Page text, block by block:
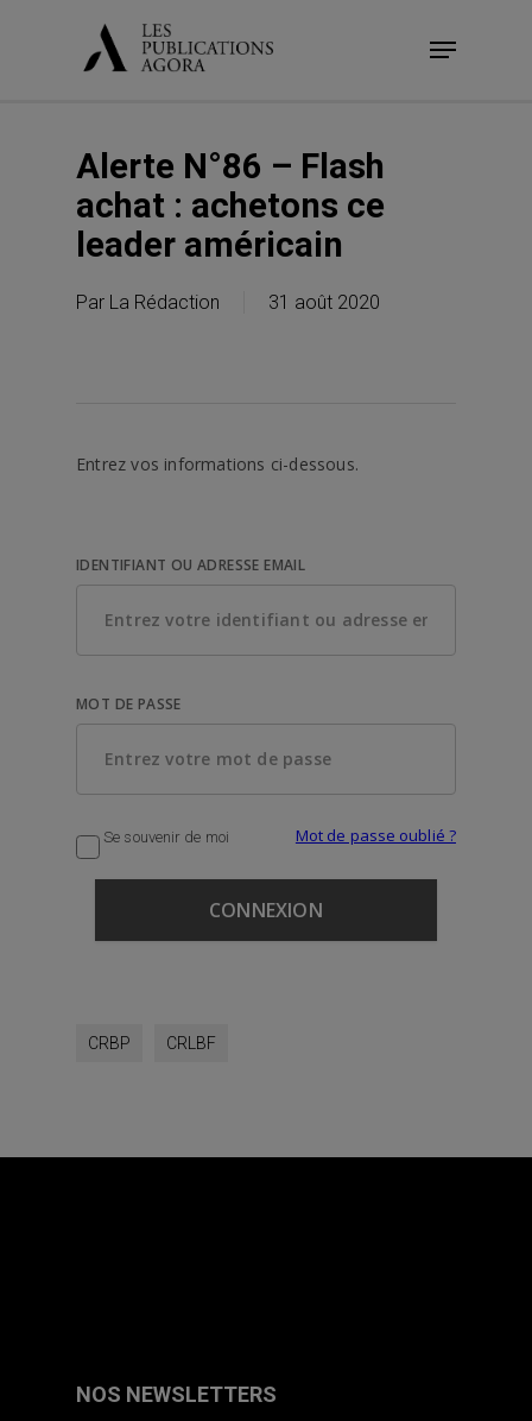
Menu
Alerte N°86 – Flash
achat : achetons ce
leader américain
Par La Rédaction 31 août 2020
Entrez vos informations ci-dessous.
IDENTIFIANT OU ADRESSE EMAIL
MOT DE PASSE
Se souvenir de moi Mot de passe oublié ?
CRBP CRLBF
NOS NEWSLETTERS